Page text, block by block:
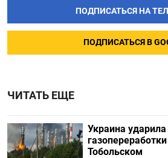
ПОДПИСАТЬСЯ НА
ПОДПИСАТЬСЯ В
ЧИТАТЬ ЕЩЕ
Украина
Тобольском